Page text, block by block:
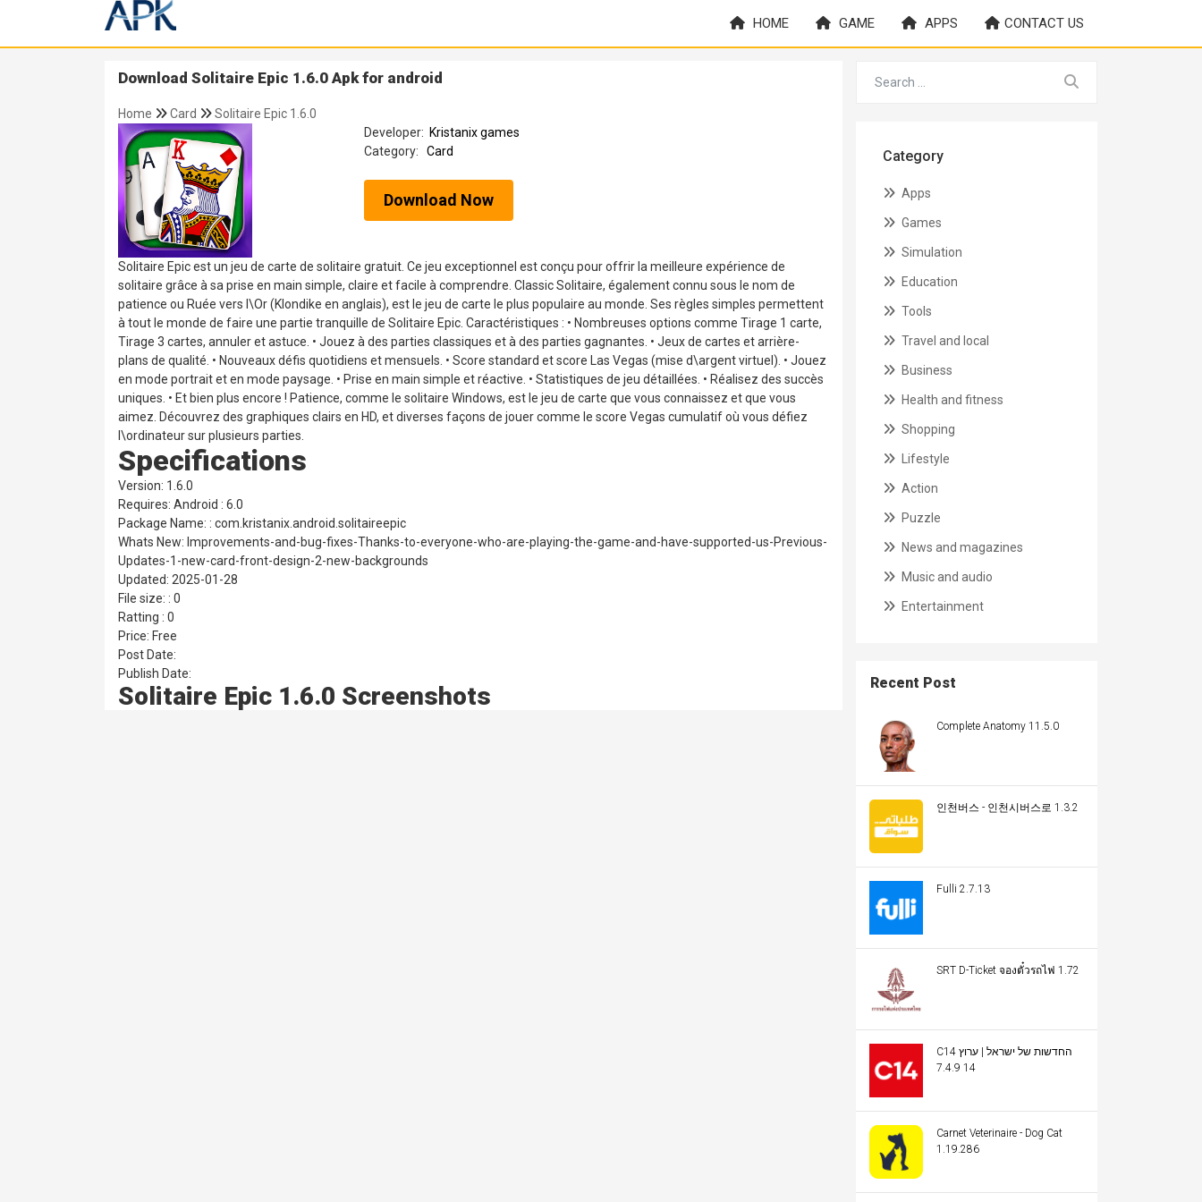
HOME GAME APPS CONTACT US
Download Solitaire Epic 1.6.0 Apk for android
Home Card
Solitaire Epic 1.6.0
Developer: Kristanix games
Category:
Card
Download Now
Solitaire Epic est un jeu de carte de solitaire gratuit. Ce jeu exceptionnel est conçu pour offrir la meilleure expérience de
solitaire grâce à sa prise en main simple, claire et facile à comprendre. Classic Solitaire, également connu sous le nom de
patience ou Ruée vers l\Or (Klondike en anglais), est le jeu de carte le plus populaire au monde. Ses règles simples permettent
à tout le monde de faire une partie tranquille de Solitaire Epic. Caractéristiques : • Nombreuses options comme Tirage 1 carte,
Tirage 3 cartes, annuler et astuce. • Jouez à des parties classiques et à des parties gagnantes. • Jeux de cartes et arrière-
plans de qualité. • Nouveaux défis quotidiens et mensuels. • Score standard et score Las Vegas (mise d\argent virtuel). • Jouez
en mode portrait et en mode paysage. • Prise en main simple et réactive. • Statistiques de jeu détaillées. • Réalisez des succès
uniques. • Et bien plus encore ! Patience, comme le solitaire Windows, est le jeu de carte que vous connaissez et que vous
aimez. Découvrez des graphiques clairs en HD, et diverses façons de jouer comme le score Vegas cumulatif où vous défiez
l\ordinateur sur plusieurs parties.
Specifications
Version: 1.6.0
Requires: Android : 6.0
Package Name: : com.kristanix.android.solitaireepic
Whats New: Improvements-and-bug-fixes-Thanks-to-everyone-who-are-playing-the-game-and-have-supported-us-Previous-
Updates-1-new-card-front-design-2-new-backgrounds
Updated: 2025-01-28
File size: : 0
Ratting : 0
Price: Free
Post Date:
Publish Date:
Solitaire Epic 1.6.0 Screenshots
Category
Apps
Games
Simulation
Education
Tools
Travel and local
Business
Health and fitness
Shopping
Lifestyle
Action
Puzzle
News and magazines
Music and audio
Entertainment
Recent Post
Complete Anatomy 11.5.0
인천버스 - 인천시버스로 1.3.2
Fulli 2.7.13
SRT D-Ticket จองตั๋วรถไฟ 1.72
C14 החדשות של ישראל | ערוץ
14 7.4.9
Carnet Veterinaire - Dog Cat
1.19.286